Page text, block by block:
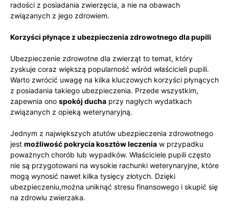
radości z posiadania zwierzęcia, a nie na ​obawach
związanych ​z jego zdrowiem.
Korzyści płynące z ubezpieczenia zdrowotnego dla pupili
Ubezpieczenie ⁤zdrowotne dla zwierząt to temat, który
zyskuje coraz większą popularność wśród właścicieli pupili.
Warto zwrócić uwagę na kilka kluczowych korzyści płynących
z posiadania takiego ubezpieczenia. Przede wszystkim,
zapewnia ono spokój ducha przy nagłych wydatkach
związanych z ‌opieką​ weterynaryjną.
Jednym z największych atutów ubezpieczenia zdrowotnego
jest możliwość pokrycia‍ kosztów leczenia w przypadku
poważnych chorób lub wypadków. Właściciele pupili często
nie są⁣ przygotowani na ‌wysokie rachunki ⁣weterynaryjne, które
mogą wynosić nawet kilka tysięcy złotych. Dzięki
ubezpieczeniu,można uniknąć⁢ stresu⁤ finansowego i skupić się‌
na zdrowiu​ zwierzaka.